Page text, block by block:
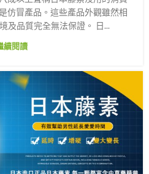
仿冒產品。這些產品外觀雖然相
及品質完全無法保證。 日...
續閱讀